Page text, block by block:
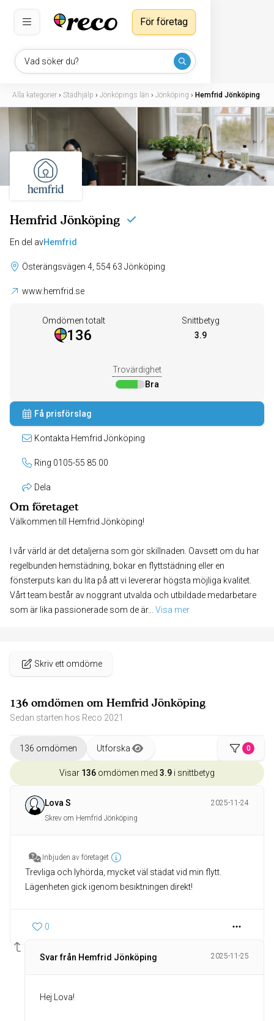
Vad söker du?
För företag
Alla kategorier › Städhjälp › Jönköpings län › Jönköping › Hemfrid Jönköping
Hemfrid Jönköping
En del avHemfrid
Österängsvägen 4, 554 63 Jönköping
www.hemfrid.se
Omdömen totalt
136
Snittbetyg
3.9
Trovärdighet
Bra
Få prisförslag
Kontakta Hemfrid Jönköping
Ring 0105-55 85 00
Dela
Om företaget
Välkommen till Hemfrid Jönköping!
I vår värld är det detaljerna som gör skillnaden. Oavsett om du har
regelbunden hemstädning, bokar en flyttstädning eller en
fönsterputs kan du lita på att vi levererar högsta möjliga kvalitet.
Vårt team består av noggrant utvalda och utbildade medarbetare
som är lika passionerade som de är... Visa mer
Skriv ett omdöme
136 omdömen om Hemfrid Jönköping
Sedan starten hos Reco 2021
136 omdömen Utforska 0
Visar 136 omdömen med 3.9 i snittbetyg
Lova S
2025-11-24
Skrev om Hemfrid Jönköping
Inbjuden av företaget
Trevliga och lyhörda, mycket väl städat vid min flytt.
Lägenheten gick igenom besiktningen direkt!
0
Svar från Hemfrid Jönköping 2025-11-25
Hej Lova!